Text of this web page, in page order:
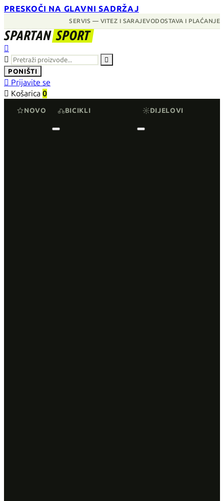
PRESKOČI NA GLAVNI SADRŽAJ
SERVIS — VITEZ I SARAJEVODOSTAVA I PLAĆANJE
SPARTAN SPORT



PONIŠTI
 Prijavite se
 Košarica 0
NOVO BICIKLI DIJELOVI